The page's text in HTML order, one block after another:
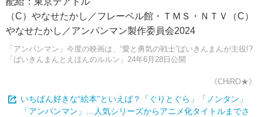
（C）やなせたかし／フレーベル館・ＴＭＳ・ＮＴＶ（C）
やなせたかし／アンパンマン製作委員会2024
「アンパンマン」今度の映画は、“愛と勇気の戦士”ばいきんまんが主役!?
「ばいきんまんとえほんのルルン」24年6月28日公開
《CHiRO★》
いちばん好きな“絵本”といえば？「ぐりとぐら」「ノンタン」
「アンパンマン」…人気シリーズからアニメ化タイトルまでさ